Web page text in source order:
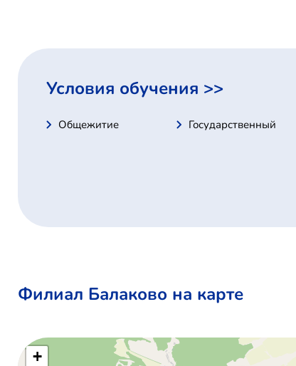
Условия обучения >>
Общежитие Государственный
Филиал Балаково на карте
+